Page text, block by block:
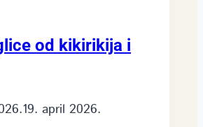
od kikirikija i
19. april 2026.